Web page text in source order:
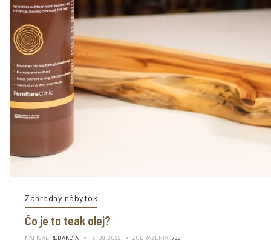
Záhradný nábytok
Čo je to teak olej?
NAPÍSAL REDAKCIA 13-08-2022 ZOBRAZENIA 1788